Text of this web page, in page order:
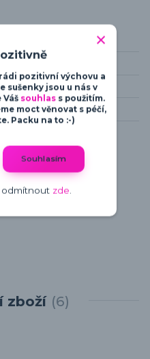
zboží 6
pozitivní výchovu a
sušenky jsou u nás v
Váš souhlass použitím.
moct věnovat s péčí,
Packu na to :-)
Souhlasím
odmítnout zde.